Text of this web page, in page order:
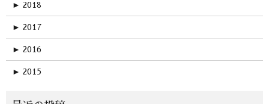
► 2018
► 2017
► 2016
► 2015